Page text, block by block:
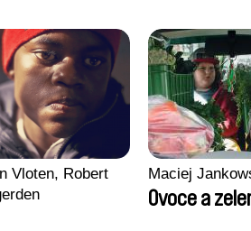
Vloten, Robert
Maciej
Ovoce a